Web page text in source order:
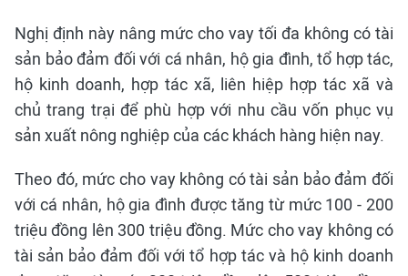
Nghị định này nâng mức cho vay tối đa không có tài
sản bảo đảm đối với cá nhân, hộ gia đình, tổ hợp tác,
hộ kinh doanh, hợp tác xã, liên hiệp hợp tác xã và
chủ trang trại để phù hợp với nhu cầu vốn phục vụ
sản xuất nông nghiệp của các khách hàng hiện nay.
Theo đó, mức cho vay không có tài sản bảo đảm đối
với cá nhân, hộ gia đình được tăng từ mức 100 - 200
triệu đồng lên 300 triệu đồng. Mức cho vay không có
tài sản bảo đảm đối với tổ hợp tác và hộ kinh doanh